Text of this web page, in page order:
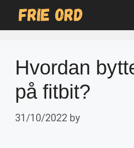
Hvordan
på fitbit?
31/10/2022 by